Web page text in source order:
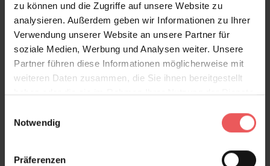
zu können und die Zugriffe auf unsere Website zu
analysieren. Außerdem geben wir Informationen zu Ihrer
Verwendung unserer Website an unsere Partner für
soziale Medien, Werbung und Analysen weiter. Unsere
Partner führen diese Informationen möglicherweise mit
weiteren Daten zusammen, die Sie ihnen bereitgestellt
haben oder die sie im Rahmen Ihrer Nutzung der Dienste
Notwendig
Präferenzen
klassische Ästhetik mit moderner Zurückhaltung und
eignet sich hervorragend für stilvolle Wohnbereiche,
Schlafzimmer oder repräsentative Interieurs mit
poetischer Note. Parc à la Française wirkt wie ein
stilles Kunstwerk an der Wand – zeitlos, kultiviert und